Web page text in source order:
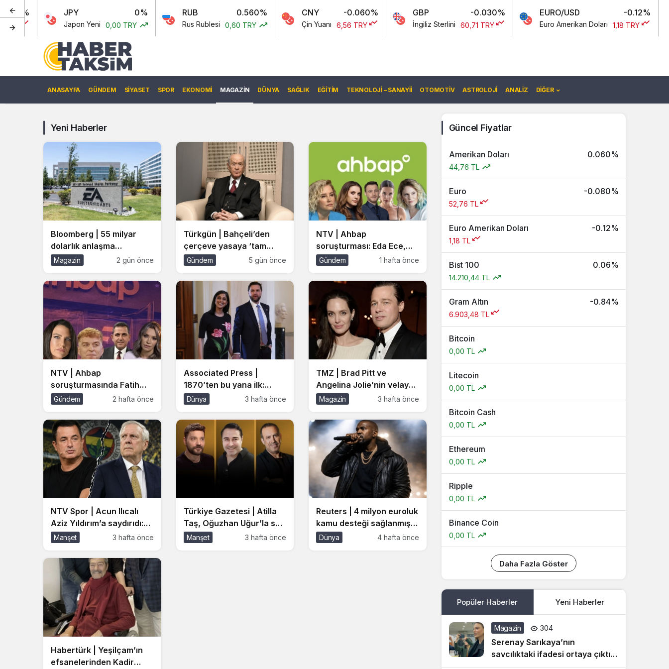
JPY
Japon Yeni 0,00 TRY
RUB 0.560%
Rus Rublesi 0,60 TRY
CNY -0.060%
Çin Yuanı 6,56 TRY
GBP -0.030%
İngiliz Sterlini 60,71 TRY
EURO/USD -0.12%
Euro Amerikan Doları 1,18 TRY
ANASAYFA GÜNDEM SIYASET SPOR EKONOMI MAGAZIN DÜNYA SAĞLIK EĞITIM TEKNOLOJI – SANAYII OTOMOTIV ASTROLOJI ANALIZ DIĞER
Yeni Haberler
Bloomberg | 55 milyar
dolarlık anlaşma
tamamlandı: Kushner ve
EA piyasadan çekiliyor
Magazin 2 gün önce
Türkgün | Bahçeli’den
çerçeve yasaya ‘tam
destek’ çağrısı: Bu
demokratikleşme
iradesidir
Gündem 5 gün önce
NTV | Ahbap
soruşturması: Eda Ece,
Farah Zeynep Abdullah,
verecek
Gündem 1 hafta önce
NTV | Ahbap
soruşturmasında Fatih
Portakal ve Athena
ifade verecek
Gündem 2 hafta önce
Associated Press |
1870’ten bu yana ilk:
Görevdeki ABD Başkanı
bebeği oldu
Dünya 3 hafta önce
TMZ | Brad Pitt ve
Angelina Jolie’nin velayet
savaşı sona erdi: Tüm
soyadını bırakıyor
Magazin 3 hafta önce
NTV Spor | Acun Ilıcalı
Aziz Yıldırım’a saydırıdı:
Loca sözleşmem
Manşet 3 hafta önce
Türkiye Gazetesi | Atilla
Taş, Oğuzhan Uğur’la son
konuşmasını anlattı!
Manşet 3 hafta önce
Reuters | 4 milyon euroluk
kamu desteği sağlanmıştı:
Arnavutluk’ta Kanye West
Dünya 4 hafta önce
Habertürk | Yeşilçam’ın
efsanelerinden Kadir
Güncel Fiyatlar
Amerikan Doları 0.060%
44,76 TL
Euro -0.080%
52,76 TL
Euro Amerikan Doları -0.12%
1,18 TL
Bist 100 0.06%
14.210,44 TL
Gram Altın -0.84%
6.903,48 TL
Bitcoin
0,00 TL
Litecoin
0,00 TL
Bitcoin Cash
0,00 TL
Ethereum
0,00 TL
Ripple
0,00 TL
Binance Coin
0,00 TL
Daha Fazla Göster
Popüler Haberler Yeni Haberler
Magazin 304
Serenay Sarıkaya’nın
savcılıktaki ifadesi ortaya çıktı:
Ayşe Barım ve Mert Demir